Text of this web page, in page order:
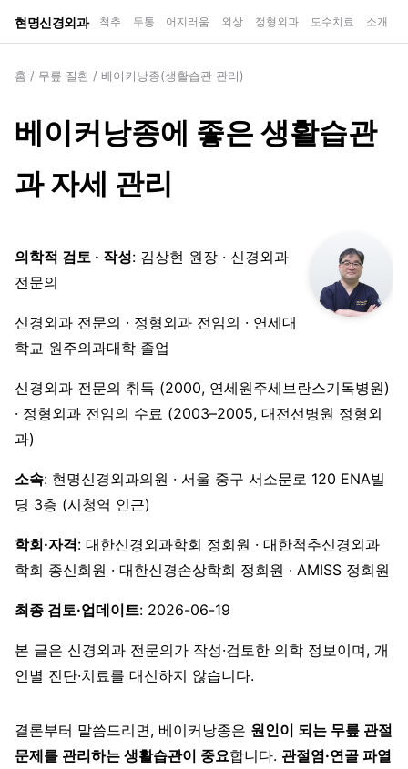
현명신경외과 척추 두통 어지러움 외상 정형외과 도수치료 소개
홈 / 무릎 질환 / 베이커낭종(생활습관 관리)
베이커낭종에 좋은 생활습관
과 자세 관리
의학적 검토 · 작성: 김상현 원장 · 신경외과
전문의
신경외과 전문의 · 정형외과 전임의 · 연세대
학교 원주의과대학 졸업
신경외과 전문의 취득 (2000, 연세원주세브란스기독병원)
· 정형외과 전임의 수료 (2003–2005, 대전선병원 정형외
과)
소속: 현명신경외과의원 · 서울 중구 서소문로 120 ENA빌
딩 3층 (시청역 인근)
학회·자격: 대한신경외과학회 정회원 · 대한척추신경외과
학회 종신회원 · 대한신경손상학회 정회원 · AMISS 정회원
최종 검토·업데이트: 2026-06-19
본 글은 신경외과 전문의가 작성·검토한 의학 정보이며, 개
인별 진단·치료를 대신하지 않습니다.
결론부터 말씀드리면, 베이커낭종은 원인이 되는 무릎 관절
문제를 관리하는 생활습관이 중요합니다. 관절염·연골 파열